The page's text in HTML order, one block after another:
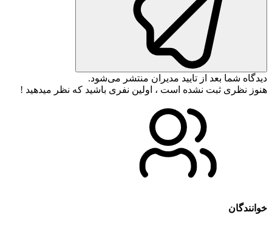
دیدگاه شما بعد از تایید مدیران منتشر می‌شود.
هنوز نظری ثبت نشده است ، اولین نفری باشید که نظر میدهید !
خوانندگان